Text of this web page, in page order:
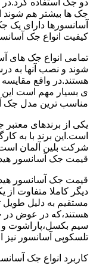
دو جک استفاده
جک ها بیشتر هم شوند
آسانسورها دارای
کیفیت انواع جک
تمامی انواع جک های
شوند و نصب آنها به
هستند.در واقع
ی بسیار مهم است این
مناسب ترین مدل جک
یکی از برندهای معتبر
است.این برند با به
شرکت بلین آلمان
قیمت جک آسانسور
قیمت جک آسانسور
دیگر کاملا متفاوت
مستقیم به دلیل طویل
هستند،که در عوض
سیم بکسل،پاراشوت
تلسکوپی آسانسور
کاربرد انواع جک